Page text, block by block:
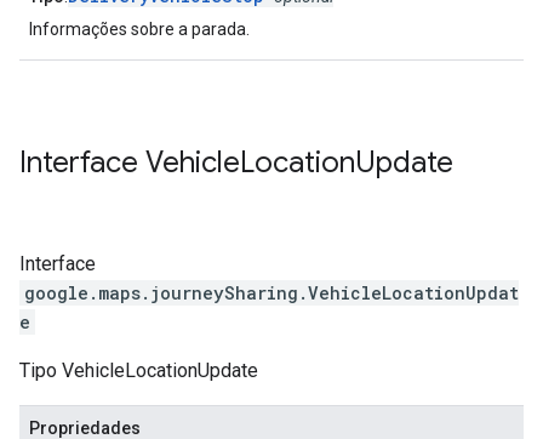
Informações sobre a parada.
Interface VehicleLocationUpdate
Interface
google.maps.journeySharing .VehicleLocationUpdat
e
Tipo VehicleLocationUpdate
Propriedades